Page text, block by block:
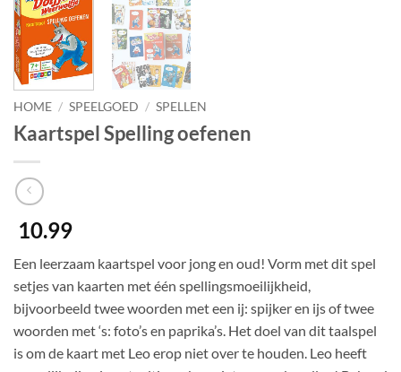
HOME / SPEELGOED / SPELLEN
Kaartspel Spelling oefenen
10.99
Een leerzaam kaartspel voor jong en oud! Vorm met dit spel
setjes van kaarten met één spellingsmoeilijkheid,
bijvoorbeeld twee woorden met een ij: spijker en ijs of twee
woorden met ‘s: foto’s en paprika’s. Het doel van dit taalspel
is om de kaart met Leo erop niet over te houden. Leo heeft